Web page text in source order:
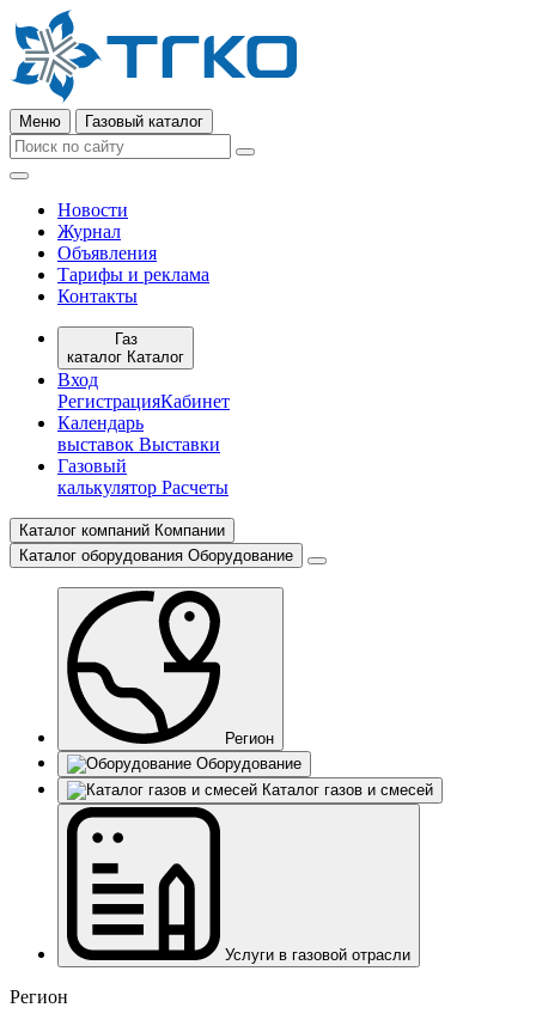
Меню Газовый каталог
Новости
Журнал
Объявления
Тарифы и реклама
Контакты
Газ
каталог Каталог
Вход
РегистрацияКабинет
Календарь
выставок Выставки
Газовый
калькулятор Расчеты
Каталог компаний Компании
Каталог оборудования Оборудование
Регион
Оборудование
Каталог газов и смесей
Услуги в газовой отрасли
Регион